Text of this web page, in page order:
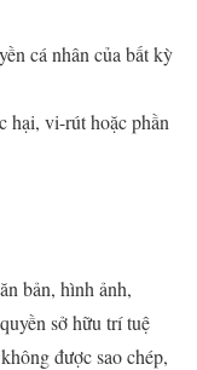
cá nhân của bất kỳ
hại, vi-rút hoặc phần
bản, hình ảnh,
sở hữu trí tuệ
được sao chép,